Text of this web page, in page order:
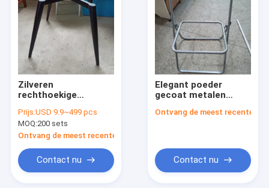
Zilveren
rechthoekige
meubelframe
Prijs:USD 9.9~499 pcs
MOQ:200 sets
Ontvang de meest recente Prijs
Contact nu
Elegant poeder
gecoat metalen
meubel frame voor
Ontvang de meest recente
Contact nu